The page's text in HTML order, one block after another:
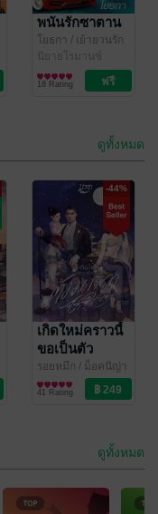
พนันรักซาตาน
โยธกา / เย้ายวนรัก
นิยายโรมานซ์
18 Rating
ดูทั้งหมด
-44%
เกิดใหม่คราวนี้
ขอเป็นตัว
มารดาไร้ใจ
รอยหมึก / ม็อคนิญ่า
นิยายรัก
41 Rating
ดูทั้งหมด